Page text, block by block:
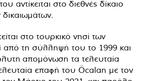
αντίκειται στο διεθνές δίκαιο
στο τουρκικό νησί των
από τη σύλληψή του το 1999 και
απομόνωση τα τελευταία
επαφή του Öcalan με τον